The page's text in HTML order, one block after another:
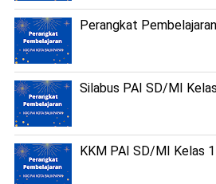
Perangkat
Silabus PAI SD/MI
KKM PAI SD/MI Kelas